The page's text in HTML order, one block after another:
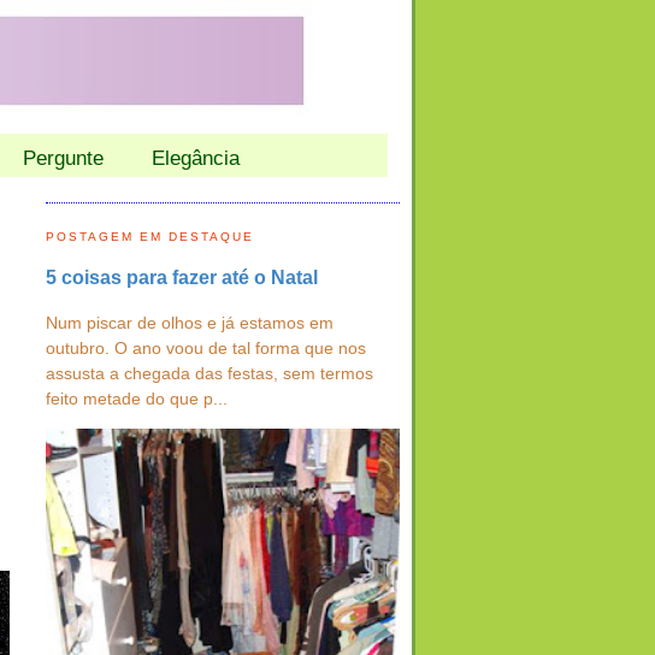
Pergunte Elegância
POSTAGEM EM DESTAQUE
5 coisas para fazer até o Natal
Num piscar de olhos e já estamos em
outubro. O ano voou de tal forma que nos
assusta a chegada das festas, sem termos
feito metade do que p...